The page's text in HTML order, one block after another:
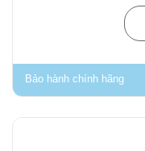
Bảo hành chính hãng